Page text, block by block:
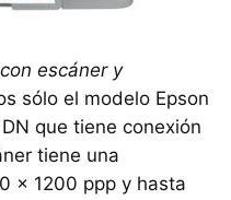
escáner y
sólo el modelo Epson
que tiene conexión
tiene una
x 1200 ppp y hasta